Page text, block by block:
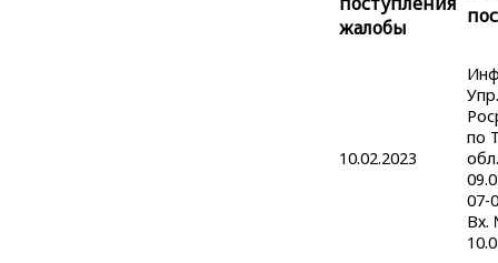
жалобы
10.02.2023
Упр.
по
07-
Вх.